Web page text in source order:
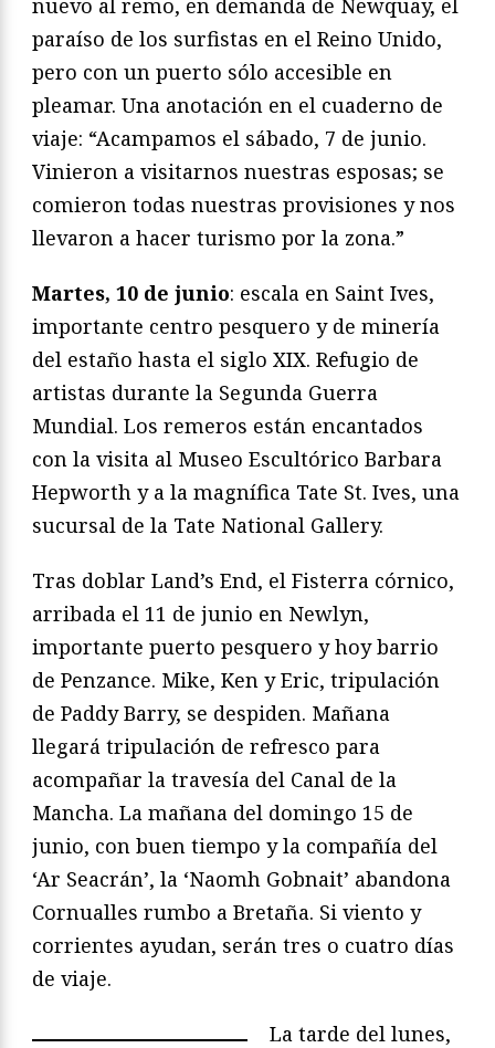
paraíso de los surfistas en el Reino Unido,
pero con un puerto sólo accesible en
pleamar. Una anotación en el cuaderno de
viaje: “Acampamos el sábado, 7 de junio.
Vinieron a visitarnos nuestras esposas; se
comieron todas nuestras provisiones y nos
llevaron a hacer turismo por la zona.”
Martes, 10 de junio: escala en Saint Ives,
importante centro pesquero y de minería
del estaño hasta el siglo XIX. Refugio de
artistas durante la Segunda Guerra
Mundial. Los remeros están encantados
con la visita al Museo Escultórico Barbara
Hepworth y a la magnífica Tate St. Ives, una
sucursal de la Tate National Gallery.
Tras doblar Land’s End, el Fisterra córnico,
arribada el 11 de junio en Newlyn,
importante puerto pesquero y hoy barrio
de Penzance. Mike, Ken y Eric, tripulación
de Paddy Barry, se despiden. Mañana
llegará tripulación de refresco para
acompañar la travesía del Canal de la
Mancha. La mañana del domingo 15 de
junio, con buen tiempo y la compañía del
‘Ar Seacrán’, la ‘Naomh Gobnait’ abandona
Cornualles rumbo a Bretaña. Si viento y
corrientes ayudan, serán tres o cuatro días
de viaje.
La tarde del lunes,